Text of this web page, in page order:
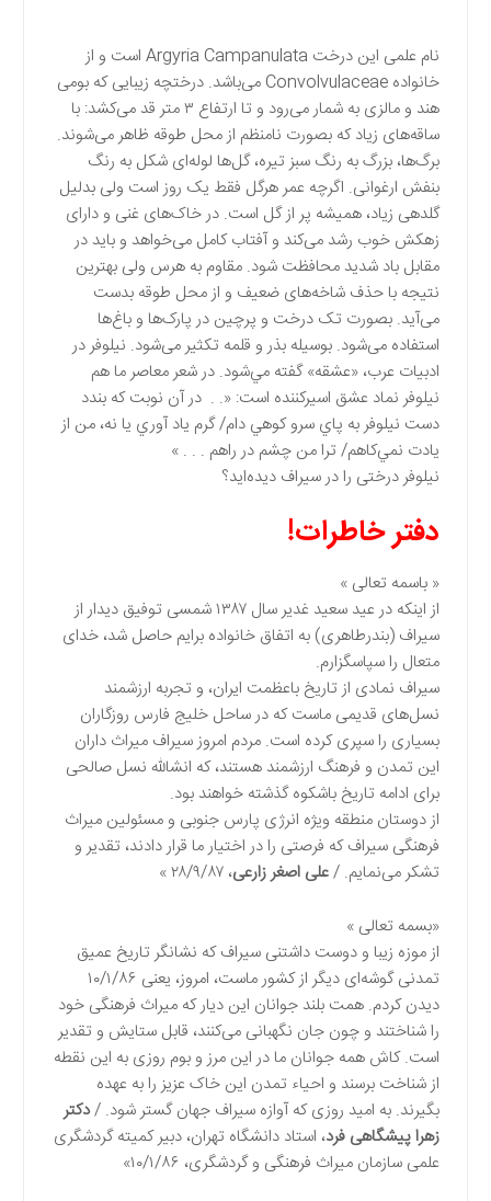
نام علمی این درخت Argyria Campanulata است و از
خانواده Convolvulaceae می‌باشد. درختچه زیبایی که بومی
هند و مالزی به شمار می‌رود و تا ارتفاع ۳ متر قد می‌کشد: با
ساقه‌های زیاد که بصورت نامنظم از محل طوقه ظاهر می‌شوند.
برگ‌ها، بزرگ به رنگ سبز تیره، گل‌ها لوله‌ای شکل به رنگ
بنفش ارغوانی. اگرچه عمر هرگل فقط یک روز است ولی بدلیل
گلدهی زیاد، همیشه پر از گل است. در خاک‌های غنی و دارای
زهکش خوب رشد می‌کند و آفتاب کامل می‌خواهد و بايد در
مقابل باد شدید محافظت شود. مقاوم به هرس ولی بهترین
نتیجه با حذف شاخه‌های ضعیف و از محل طوقه بدست
می‌آید. بصورت تک درخت و پرچین در پارک‌ها و باغ‌ها
استفاده می‌شود. بوسیله بذر و قلمه تکثیر می‌شود. نيلوفر در
ادبيات عرب، «عشقه» گفته مي‌شود. در شعر معاصر ما هم
نيلوفر نماد عشق اسيركننده است: «. . در آن نوبت كه بندد
دست نيلوفر به پاي سرو كوهي دام/ گرم ياد آوري يا نه، من از
يادت نمي‌كاهم/ ترا من چشم در راهم . . . »
نیلوفر درختی را در سیراف دیده‌اید؟
دفتر خاطرات!
« باسمه تعالی »
از اینکه در عید سعید غدیر سال ۱۳۸۷ شمسی توفیق دیدار از
سیراف (بندرطاهری) به اتفاق خانواده برایم حاصل شد، خدای
متعال را سپاسگزارم.
سیراف نمادی از تاریخ باعظمت ایران، و تجربه ارزشمند
نسل‌های قدیمی ماست که در ساحل خلیج فارس روزگاران
بسیاری را سپری کرده است. مردم امروز سیراف میراث داران
این تمدن و فرهنگ ارزشمند هستند، که انشالله نسل صالحی
برای ادامه تاریخ باشکوه گذشته خواهند بود.
از دوستان منطقه ویژه انرژی پارس جنوبی و مسئولین میراث
فرهنگی سیراف که فرصتی را در اختیار ما قرار دادند، تقدیر و
تشکر می‌نمایم. /علی اصغر زارعی، ۲۸/۹/۸۷ »
«بسمه تعالی »
از موزه زیبا و دوست داشتنی سیراف که نشانگر تاریخ عمیق
تمدنی گوشه‌ای دیگر از کشور ماست، امروز، یعنی ۱۰/۱/۸۶
دیدن کردم. همت بلند جوانان این دیار که میراث فرهنگی خود
را شناختند و چون جان نگهبانی می‌کنند، قابل ستایش و تقدیر
است. کاش همه جوانان ما در این مرز و بوم روزی به این نقطه
از شناخت برسند و احیاء تمدن این خاک عزیز را به عهده
بگیرند. به امید روزی که آوازه سیراف جهان گستر شود. /دکتر
زهرا پیشگاهی فرد، استاد دانشگاه تهران، دبیر کمیته گردشگری
علمی سازمان میراث فرهنگی و گردشگری، ۱۰/۱/۸۶»